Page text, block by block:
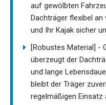
auf gewölbten
Dachträger flexibel
und Ihr Kajak sicher
[Robustes Material] -
überzeugt der
und lange
bleibt der Träger
regelmäßigen Einsatz